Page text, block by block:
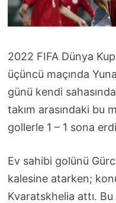
2022 FIFA Dünya
üçüncü maçında
günü kendi
takım arasındaki bu
gollerle 1 – 1 sona
Ev sahibi golünü
kalesine atarken;
Kvaratskhelia attı.